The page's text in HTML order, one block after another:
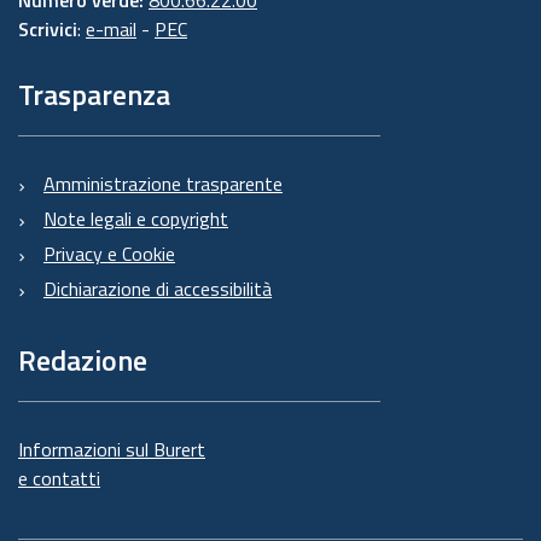
Scrivici: e-mail - PEC
Trasparenza
Amministrazione trasparente
Note legali e copyright
Privacy e Cookie
Dichiarazione di accessibilità
Redazione
Informazioni sul Burert
e contatti